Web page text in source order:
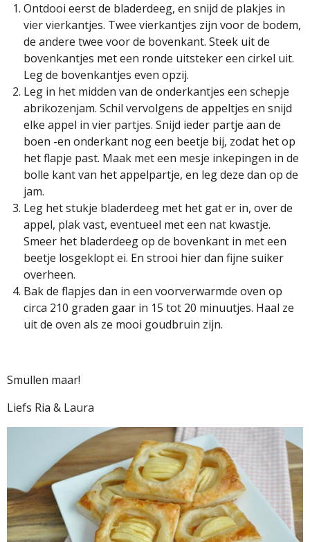
Ontdooi eerst de bladerdeeg, en snijd de plakjes in
vier vierkantjes. Twee vierkantjes zijn voor de bodem,
de andere twee voor de bovenkant. Steek uit de
bovenkantjes met een ronde uitsteker een cirkel uit.
Leg de bovenkantjes even opzij.
Leg in het midden van de onderkantjes een schepje
abrikozenjam. Schil vervolgens de appeltjes en snijd
elke appel in vier partjes. Snijd ieder partje aan de
boen -en onderkant nog een beetje bij, zodat het op
het flapje past. Maak met een mesje inkepingen in de
bolle kant van het appelpartje, en leg deze dan op de
jam.
Leg het stukje bladerdeeg met het gat er in, over de
appel, plak vast, eventueel met een nat kwastje.
Smeer het bladerdeeg op de bovenkant in met een
beetje losgeklopt ei. En strooi hier dan fijne suiker
overheen.
Bak de flapjes dan in een voorverwarmde oven op
circa 210 graden gaar in 15 tot 20 minuutjes. Haal ze
uit de oven als ze mooi goudbruin zijn.
Smullen maar!
Liefs Ria & Laura